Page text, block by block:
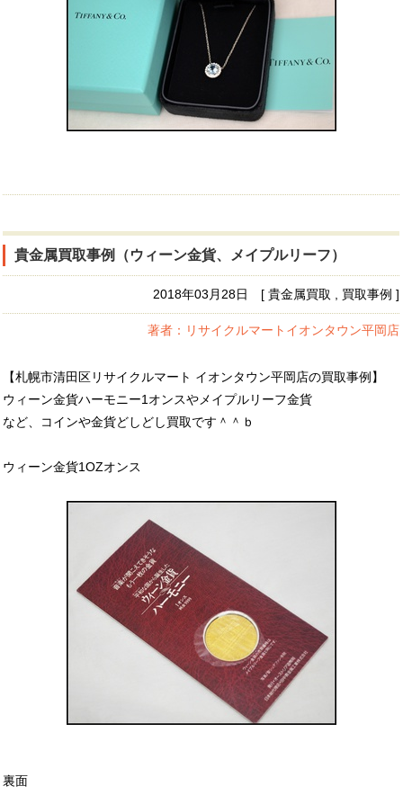
貴金属買取事例（ウィーン金貨、メイプルリーフ）
2018年03月28日 [ 貴金属買取 , 買取事例 ]
著者：リサイクルマートイオンタウン平岡店
【札幌市清田区リサイクルマート イオンタウン平岡店の買取事例】
ウィーン金貨ハーモニー1オンスやメイプルリーフ金貨
など、コインや金貨どしどし買取です＾＾ｂ
ウィーン金貨1OZオンス
裏面